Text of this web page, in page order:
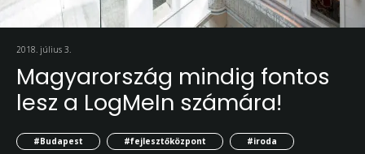
2018. július 3.
Magyarország mindig fontos
lesz a LogMeIn számára!
#Budapest #fejlesztőközpont
#iroda